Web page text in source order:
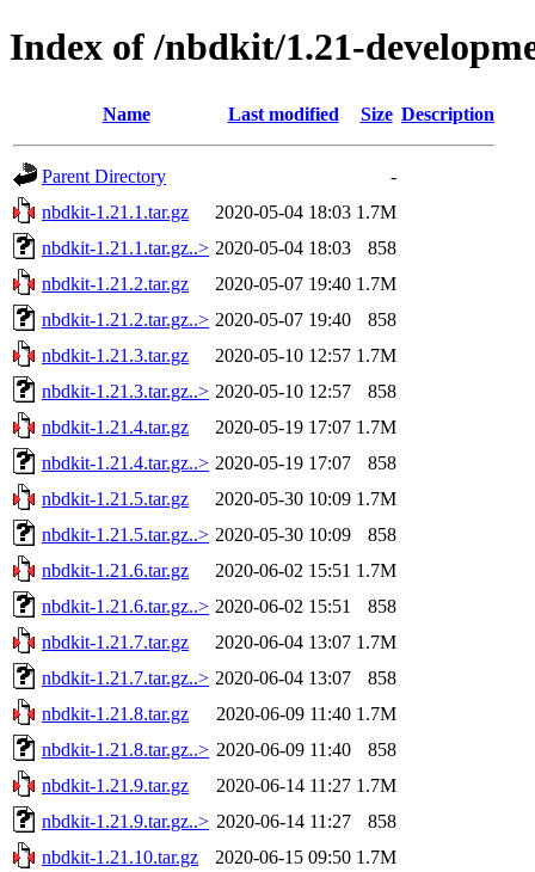
Index of /nbdkit/1.21-
Name Last modified Size Description
Parent Directory
-
nbdkit-1.21.1.tar.gz
2020-05-04 18:03 1.7M
nbdkit-1.21.1.tar.gz..> 2020-05-04 18:03
858
nbdkit-1.21.2.tar.gz
2020-05-07 19:40 1.7M
nbdkit-1.21.2.tar.gz..> 2020-05-07 19:40
858
nbdkit-1.21.3.tar.gz
2020-05-10 12:57 1.7M
nbdkit-1.21.3.tar.gz..> 2020-05-10 12:57
858
nbdkit-1.21.4.tar.gz
2020-05-19 17:07 1.7M
nbdkit-1.21.4.tar.gz..> 2020-05-19 17:07
858
nbdkit-1.21.5.tar.gz
2020-05-30 10:09 1.7M
nbdkit-1.21.5.tar.gz..> 2020-05-30 10:09
858
nbdkit-1.21.6.tar.gz
2020-06-02 15:51 1.7M
nbdkit-1.21.6.tar.gz..> 2020-06-02 15:51
858
nbdkit-1.21.7.tar.gz
2020-06-04 13:07 1.7M
nbdkit-1.21.7.tar.gz..> 2020-06-04 13:07
858
nbdkit-1.21.8.tar.gz
2020-06-09 11:40 1.7M
nbdkit-1.21.8.tar.gz..> 2020-06-09 11:40
858
nbdkit-1.21.9.tar.gz
2020-06-14 11:27 1.7M
nbdkit-1.21.9.tar.gz..> 2020-06-14 11:27
858
nbdkit-1.21.10.tar.gz
2020-06-15 09:50 1.7M